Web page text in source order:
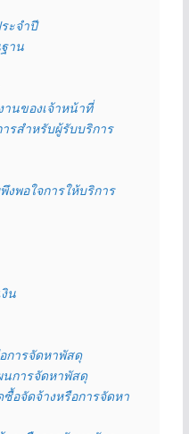
ะจำปี
าน
นของเจ้าหน้าที่
รสำหรับผู้รับบริการ
งพอใจการให้บริการ
น
การจัดหาพัสดุ
การจัดหาพัสดุ
ซื้อจัดจ้างหรือการจัดหา